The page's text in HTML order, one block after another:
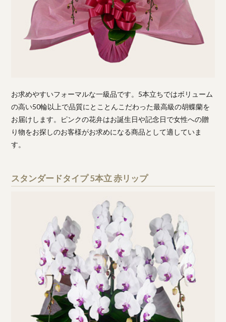
お求めやすいフォーマルな一級品です。5本立ちではボリューム
の高い50輪以上で品質にとことんこだわった最高級の胡蝶蘭を
お届けします。ピンクの花弁はお誕生日や記念日で女性への贈
り物をお探しのお客様がお求めになる商品として適していま
す。
スタンダードタイプ 5本立 赤リップ